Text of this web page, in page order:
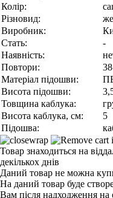
Колір:
Різновид:
Виробник:
Стать:
-
Наявність:
Повтори:
Матеріал підошви:
Висота підошви:
Товщина каблука:
Висота каблука, см:
5
Підошва:
Товар знаходиться на
декількох днів
Даний товар не можна
На даний товар буде
Вам після надходження на